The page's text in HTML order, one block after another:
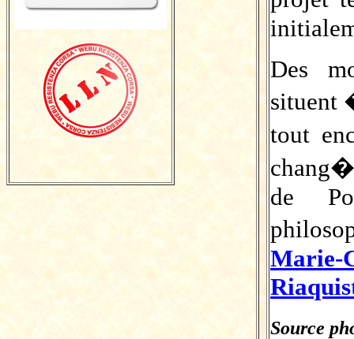
Des
situent
tout
de
Source